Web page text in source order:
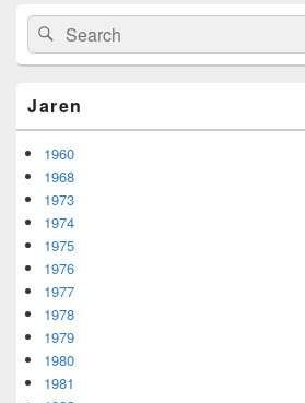
Primary
Sidebar
Widget
Area
Search
for:
Search
Jaren
1960
1968
1973
1974
1975
1976
1977
1978
1979
1980
1981